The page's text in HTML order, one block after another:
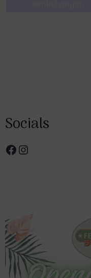
Socials
Facebook
Instagram